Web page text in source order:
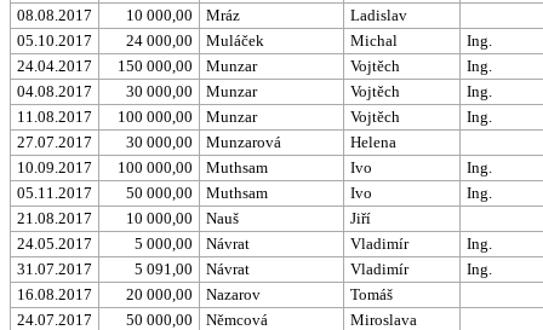
08.08.2017
10 000,00 Mráz
Ladislav
05.10.2017
24 000,00 Muláček Michal
Ing.
24.04.2017
150 000,00 Munzar Vojtěch
Ing.
04.08.2017
30 000,00 Munzar Vojtěch
Ing.
11.08.2017
100 000,00 Munzar Vojtěch
Ing.
27.07.2017
30 000,00 Munzarová
Helena
10.09.2017
100 000,00 Muthsam Ivo
Ing.
05.11.2017
50 000,00 Muthsam Ivo
Ing.
21.08.2017
10 000,00 Nauš
Jiří
24.05.2017
5 000,00 Návrat Vladimír
Ing.
31.07.2017
5 091,00 Návrat Vladimír
Ing.
16.08.2017
20 000,00 Nazarov
Tomáš
24.07.2017
50 000,00 Němcová
Miroslava